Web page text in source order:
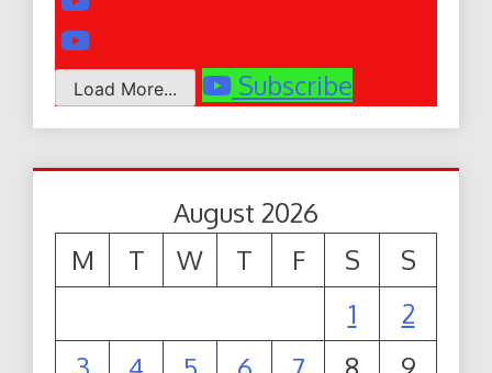
Load More... Subscribe
August 2026
M
T W T F S
S
1
2